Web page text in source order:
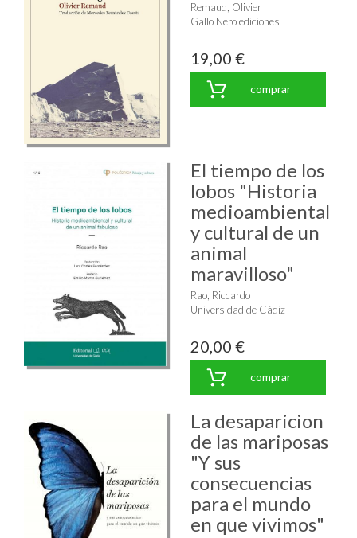
Remaud, Olivier
Gallo Nero ediciones
19,00 €
comprar
El tiempo de los
lobos "Historia
medioambiental
y cultural de un
animal
maravilloso"
Rao, Riccardo
Universidad de Cádiz
20,00 €
comprar
La desaparicion
de las mariposas
"Y sus
consecuencias
para el mundo
en que vivimos"